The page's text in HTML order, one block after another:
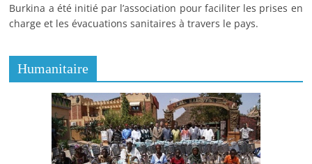
Burkina a été initié par l’association pour faciliter les prises en
charge et les évacuations sanitaires à travers le pays.
Humanitaire